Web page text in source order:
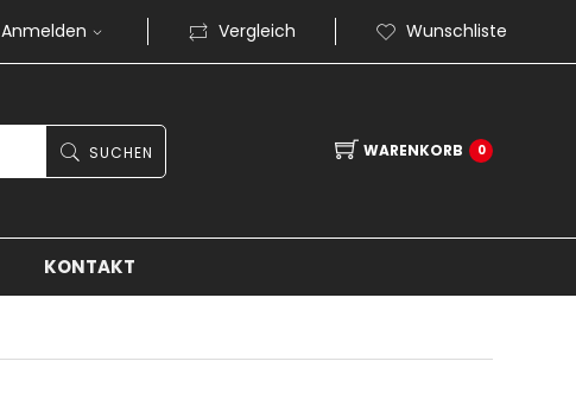
Anmelden Vergleich Wunschliste
SUCHEN WARENKORB 0
KONTAKT